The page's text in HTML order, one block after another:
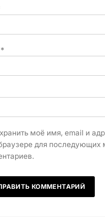
*
моё имя, email и
для последующих